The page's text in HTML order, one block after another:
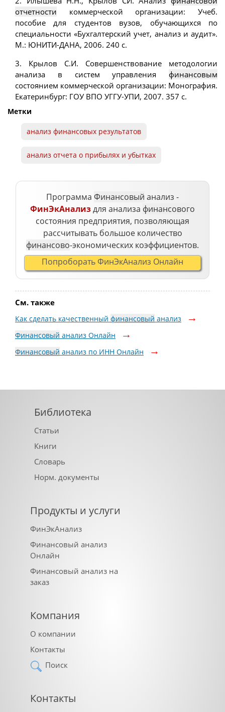
отчетности коммерческой организации: Учеб.
пособие для студентов вузов, обучающихся по
специальности «Бухгалтерский учет, анализ и аудит».
М.: ЮНИТИ-ДАНА, 2006. 240 с.
3. Крылов С.И. Совершенствование методологии
анализа в систем управления финансовым
состоянием коммерческой организации: Монография.
Екатеринбург: ГОУ ВПО УГГУ-УПИ, 2007. 357 с.
Метки
анализ финансовых результатов
анализ отчета о прибылях и убытках
Программа Финансовый анализ -
ФинЭкАнализдля анализа финансового
состояния предприятия, позволяющая
рассчитывать большое количество
финансово-экономических коэффициентов.
Попроборать ФинЭкАнализ Онлайн
См. также
Как сделать качественный финансовый анализ
Финансовый анализ Онлайн
Финансовый анализ по ИНН Онлайн
Библиотека
Статьи
Книги
Словарь
Норм. документы
Продукты и услуги
ФинЭкАнализ
Финансовый анализ
Онлайн
Финансовый анализ на
заказ
Компания
О компании
Контакты
Поиск
Контакты